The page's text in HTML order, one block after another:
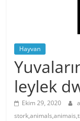
Hayvan
leylek
Ekim 29, 2020